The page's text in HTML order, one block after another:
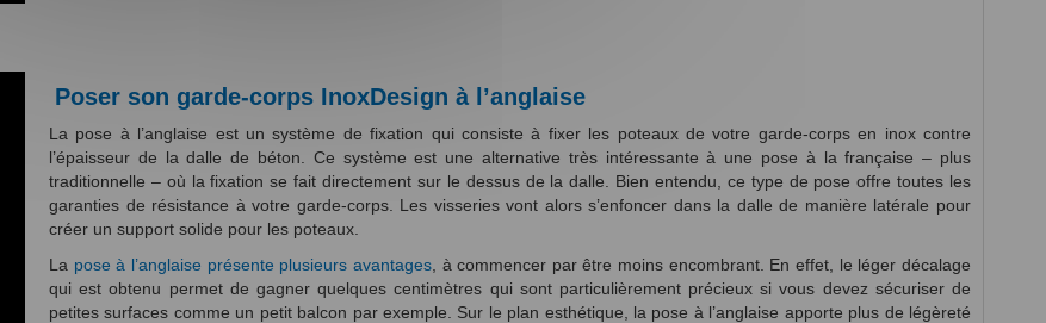
Poser son garde-corps InoxDesign à l’anglaise
La pose à l’anglaise est un système de fixation qui consiste à fixer les poteaux de votre garde-corps en inox contre
l’épaisseur de la dalle de béton. Ce système est une alternative très intéressante à une pose à la française – plus
traditionnelle – où la fixation se fait directement sur le dessus de la dalle. Bien entendu, ce type de pose offre toutes les
garanties de résistance à votre garde-corps. Les visseries vont alors s’enfoncer dans la dalle de manière latérale pour
créer un support solide pour les poteaux.
La pose à l’anglaise présente plusieurs avantages, à commencer par être moins encombrant. En effet, le léger décalage
qui est obtenu permet de gagner quelques centimètres qui sont particulièrement précieux si vous devez sécuriser de
petites surfaces comme un petit balcon par exemple. Sur le plan esthétique, la pose à l’anglaise apporte plus de légèreté